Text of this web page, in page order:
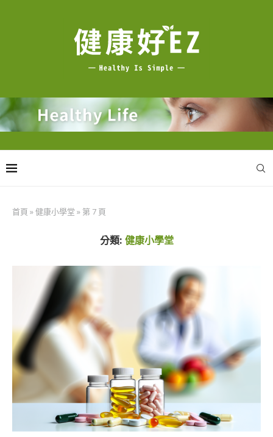
首頁 »健康小學堂 » 第 7 頁
分類: 健康小學堂